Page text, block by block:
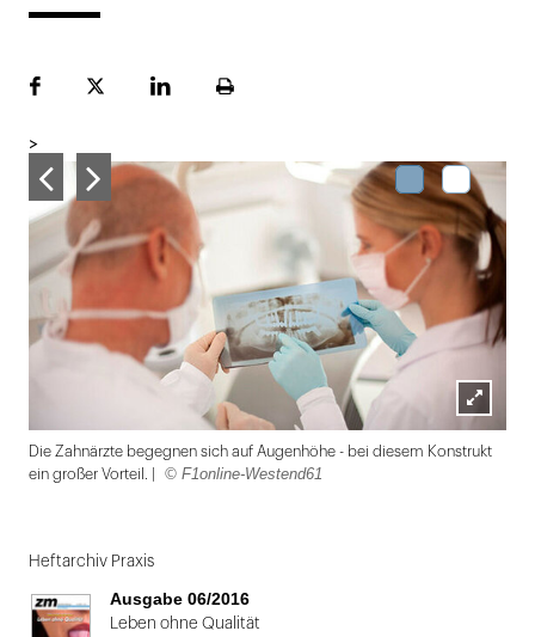
FacebookPlattformLinekdInSeite
>
Lightbox
öffnen
Die Zahnärzte begegnen sich auf Augenhöhe - bei diesem Konstrukt
ein großer Vorteil. |
© F1online-Westend61
1
von
2:
Heftarchiv Praxis
Ausgabe 06/2016
Leben ohne Qualität